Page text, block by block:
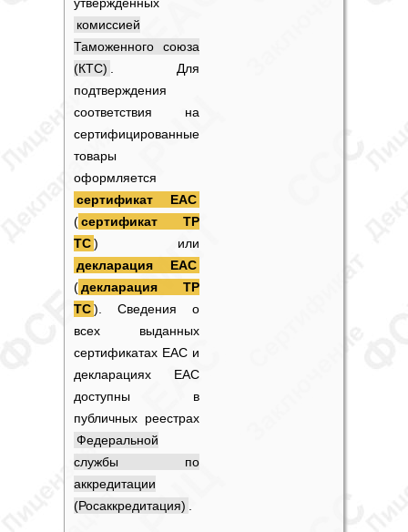
комиссией
Таможенного союза
(КТС)
. Для
подтверждения
соответствия на
сертифицированные
товары
оформляется
сертификат ЕАС
(сертификат ТР
ТС) или
декларация ЕАС
(декларация ТР
ТС). Сведения о
всех выданных
сертификатах ЕАС и
декларациях ЕАС
доступны в
публичных реестрах
Федеральной
службы по
аккредитации
(Росаккредитация)